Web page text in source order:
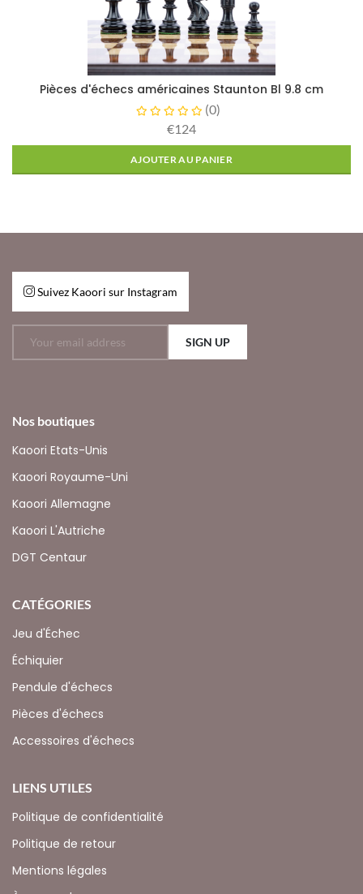
Pièces d'échecs américaines Staunton Bl 9.8 cm
(0)
€124
AJOUTER AU PANIER
Suivez Kaoori sur Instagram
SIGN UP
Nos boutiques
Kaoori Etats-Unis
Kaoori Royaume-Uni
Kaoori Allemagne
Kaoori L'Autriche
DGT Centaur
CATÉGORIES
Jeu d'Échec
Échiquier
Pendule d'échecs
Pièces d'échecs
Accessoires d'échecs
LIENS UTILES
Politique de confidentialité
Politique de retour
Mentions légales